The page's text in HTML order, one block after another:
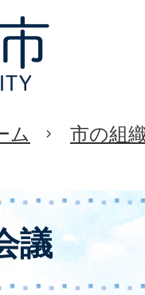
ム 市の組
議